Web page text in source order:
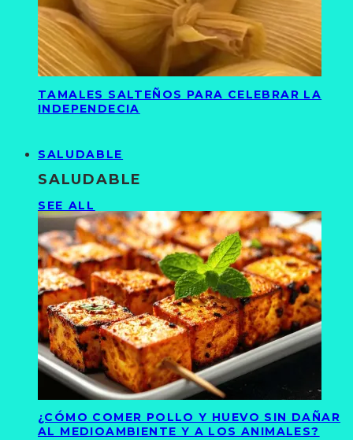
TAMALES SALTEÑOS PARA CELEBRAR LA
INDEPENDECIA
SALUDABLE
SALUDABLE
SEE ALL
¿CÓMO COMER POLLO Y HUEVO SIN DAÑAR
AL MEDIOAMBIENTE Y A LOS ANIMALES?